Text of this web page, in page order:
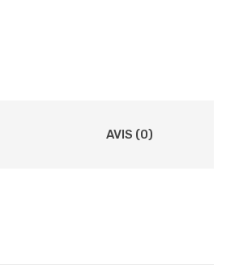
د.م.799,00.
AVIS (0)